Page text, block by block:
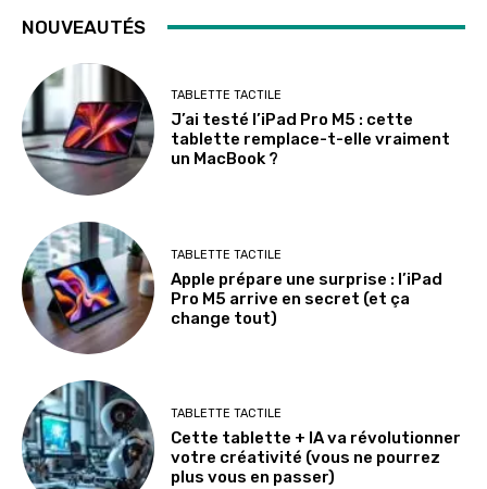
NOUVEAUTÉS
TABLETTE TACTILE
J’ai testé l’iPad Pro M5 : cette
tablette remplace-t-elle vraiment
un MacBook ?
TABLETTE TACTILE
Apple prépare une surprise : l’iPad
Pro M5 arrive en secret (et ça
change tout)
TABLETTE TACTILE
Cette tablette + IA va révolutionner
votre créativité (vous ne pourrez
plus vous en passer)